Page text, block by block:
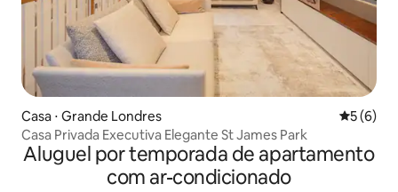
Casa ⋅ Grande Londres 5 de
5 (6)
Casa Privada Executiva Elegante St James Park
Aluguel por temporada de apartamento
com ar-condicionado